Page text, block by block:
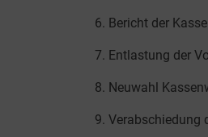
6. Bericht der
7. Entlastung der
8. Neuwahl
9. Verabschiedung